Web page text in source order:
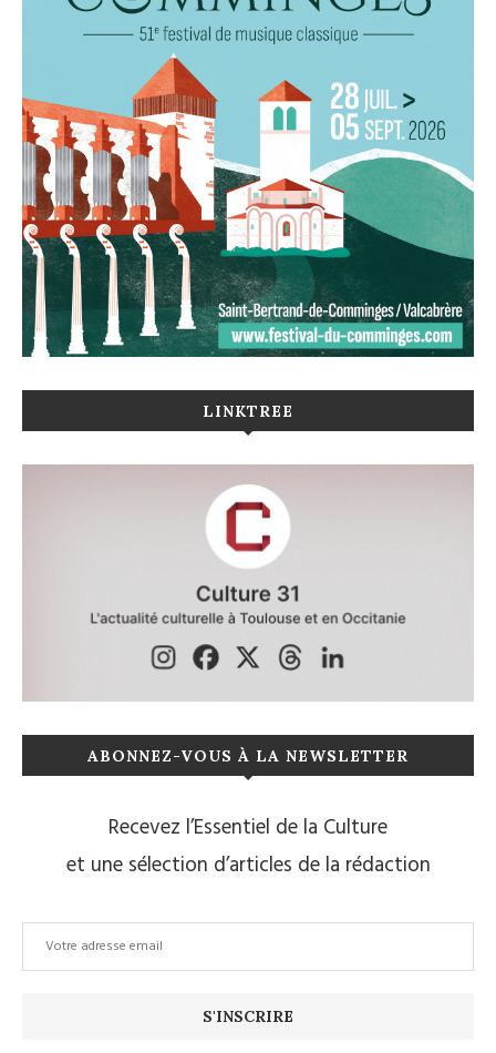
LINKTREE
ABONNEZ-VOUS À LA NEWSLETTER
Recevez l’Essentiel de la Culture
et une sélection d’articles de la rédaction